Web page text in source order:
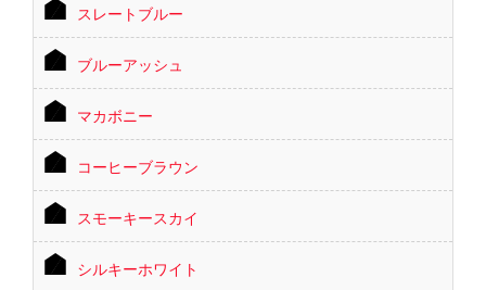
スレートブルー
ブルーアッシュ
マカボニー
コーヒーブラウン
スモーキースカイ
シルキーホワイト